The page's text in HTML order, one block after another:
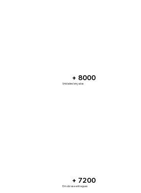
+ 8000
Unidades lançadas
+ 7200
Em obras e entregues